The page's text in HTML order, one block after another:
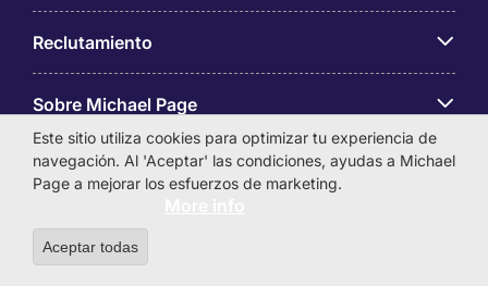
Reclutamiento
Sobre Michael Page
MICHAEL PAGE INTERNATIONAL PANAMA, S.A.
Este sitio utiliza cookies para optimizar tu experiencia de
navegación. Al 'Aceptar' las condiciones, ayudas a Michael
Page a mejorar los esfuerzos de marketing.
Aceptar todas